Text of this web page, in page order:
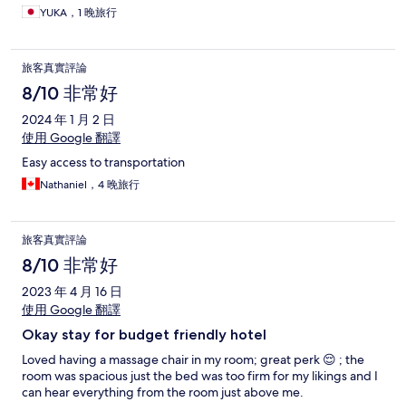
YUKA，1 晚旅行
旅客真實評論
8/10 非常好
2024 年 1 月 2 日
使用 Google 翻譯
Easy access to transportation
Nathaniel，4 晚旅行
旅客真實評論
8/10 非常好
2023 年 4 月 16 日
使用 Google 翻譯
Okay stay for budget friendly hotel
Loved having a massage chair in my room; great perk 😌 ; the
room was spacious just the bed was too firm for my likings and I
can hear everything from the room just above me.